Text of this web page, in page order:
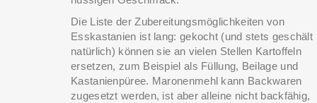
Die Liste der Zubereitungsmöglichkeiten von
Esskastanien ist lang: gekocht (und stets geschält
natürlich) können sie an vielen Stellen Kartoffeln
ersetzen, zum Beispiel als Füllung, Beilage und
Kastanienpüree. Maronenmehl kann Backwaren
zugesetzt werden, ist aber alleine nicht backfähig,